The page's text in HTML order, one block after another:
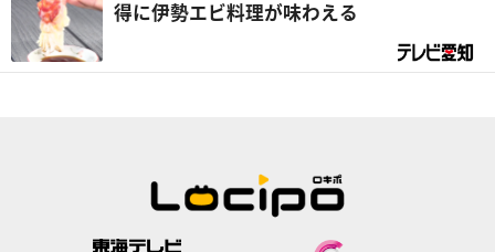
得に伊勢エビ料理が味わえる